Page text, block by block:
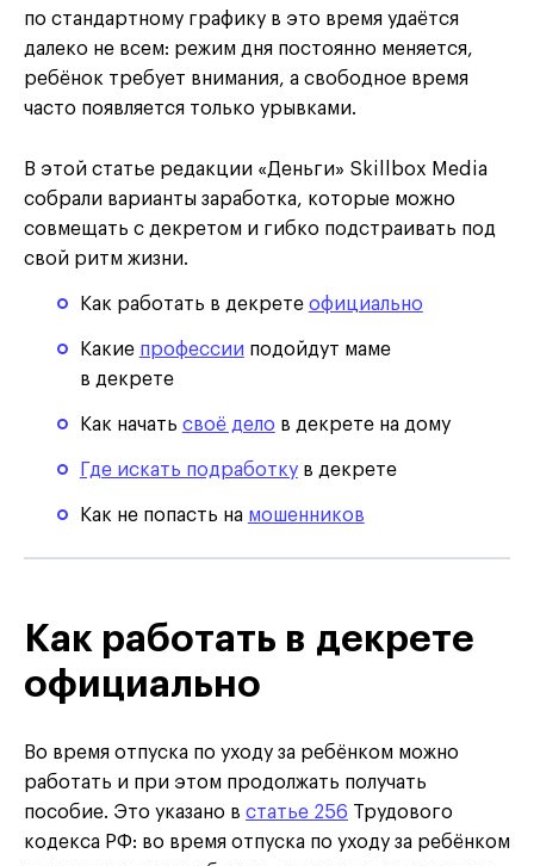
по стандартному графику в это время удаётся
далеко не всем: режим дня постоянно меняется,
ребёнок требует внимания, а свободное время
часто появляется только урывками.
В этой статье редакции «Деньги» Skillbox Media
собрали варианты заработка, которые можно
совмещать с декретом и гибко подстраивать под
свой ритм жизни.
Как работать в декрете официально
Какие профессии подойдут маме
в декрете
Как начать своё дело в декрете на дому
Где искать подработкув декрете
Как не попасть на мошенников
Как работать в декрете
официально
Во время отпуска по уходу за ребёнком можно
работать и при этом продолжать получать
пособие. Это указано в статье 256 Трудового
кодекса РФ: во время отпуска по уходу за ребёнком